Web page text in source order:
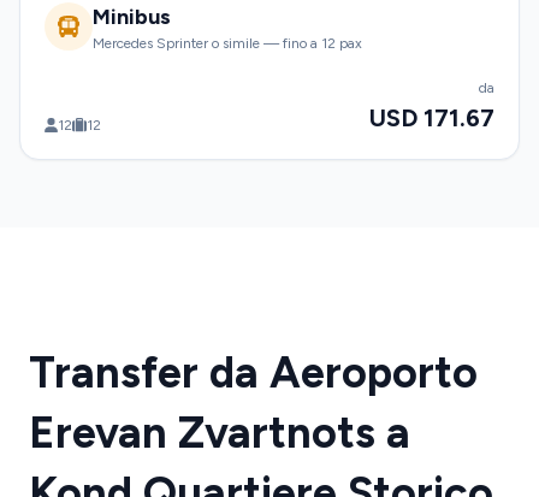
Minibus
Mercedes Sprinter o simile — fino a 12 pax
12 12
da
USD 171.67
Transfer da Aeroporto
Erevan Zvartnots a